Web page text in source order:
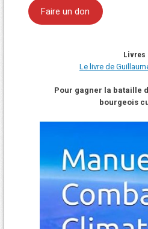
Faire un don
Livres
Le livre de
Pour gagner la bataille
bourgeois